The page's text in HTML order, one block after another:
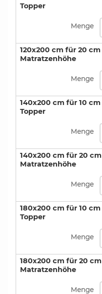
Topper
Menge
120x200 cm für 20 cm
Matratzenhöhe
Menge
140x200 cm für 10 cm
Topper
Menge
140x200 cm für 20 cm
Matratzenhöhe
Menge
180x200 cm für 10 cm
Topper
Menge
180x200 cm für 20 cm
Matratzenhöhe
Menge